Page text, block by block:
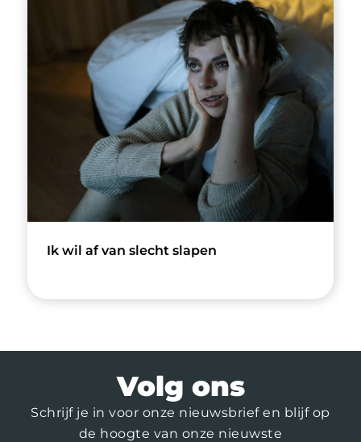
Ik wil af van slecht slapen
Volg ons
Schrijf je in voor onze nieuwsbrief en blijf op
de hoogte van onze nieuwste